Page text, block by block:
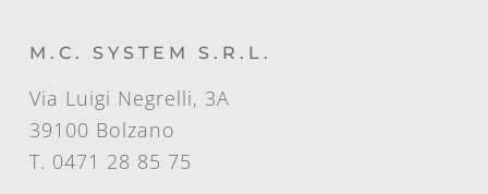
M.C. SYSTEM S.R.L.
Via Luigi Negrelli, 3A
39100 Bolzano
T. 0471 28 85 75